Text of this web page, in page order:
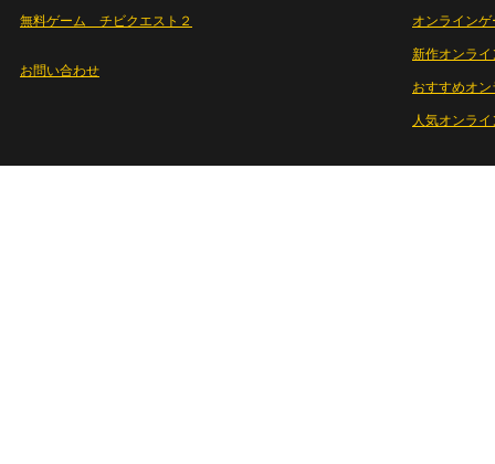
無料ゲーム チビクエスト２
お問い合わせ
オンライン
新作オンライ
おすすめオ
人気オンラ